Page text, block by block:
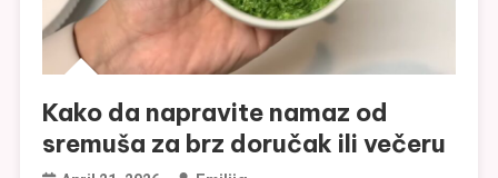
Kako da napravite namaz od
sremuša za brz doručak ili večeru